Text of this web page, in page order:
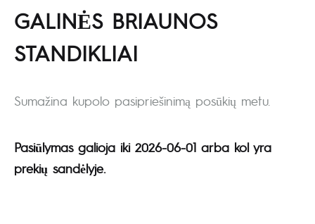
GALINĖS BRIAUNOS
STANDIKLIAI
Sumažina kupolo pasipriešinimą posūkių metu.
Pasiūlymas galioja iki 2026-06-01 arba kol yra
prekių sandėlyje.